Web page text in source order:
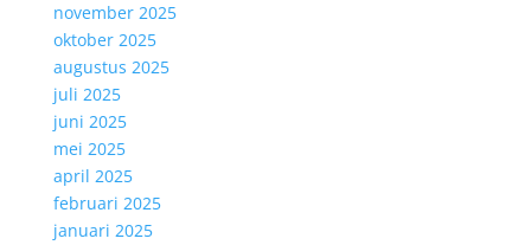
november 2025
oktober 2025
augustus 2025
juli 2025
juni 2025
mei 2025
april 2025
februari 2025
januari 2025